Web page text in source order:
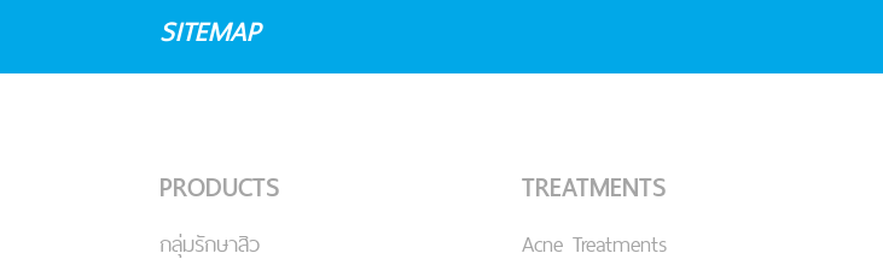
SITEMAP
PRODUCTS
กลุ่มรักษาสิว
TREATMENTS
Acne Treatments